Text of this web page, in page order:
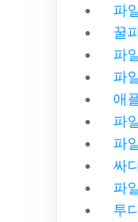
파
꿀
파
파
애
파
파
싸
파
투